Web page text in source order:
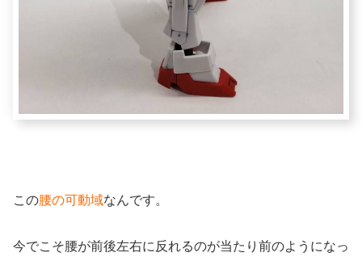
この腰の可動域なんです。
今でこそ腰が前後左右に反れるのが当たり前のようになっ